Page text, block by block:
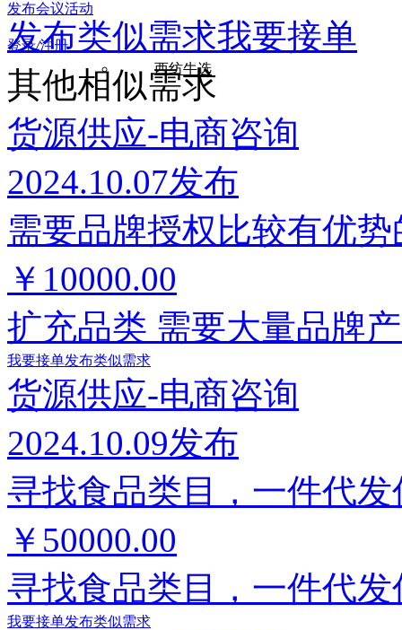
西纺牛选
发布会议活动
登录/注册
发布类似需求我要接单
其他相似需求
货源供应-电商咨询
2024.10.07发布
需要品牌授权比较有优
￥10000.00
扩充品类 需要大量品牌
我要接单发布类似需求
货源供应-电商咨询
2024.10.09发布
寻找食品类目，一件代
￥50000.00
寻找食品类目，一件代
我要接单发布类似需求